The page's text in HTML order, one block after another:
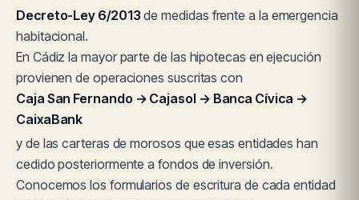
Decreto-Ley 6/2013 de medidas frente a la emergencia
habitacional.
En Cádiz la mayor parte de las hipotecas en ejecución
provienen de operaciones suscritas con
Caja San Fernando → Cajasol → Banca Cívica →
CaixaBank
y de las carteras de morosos que esas entidades han
cedido posteriormente a fondos de inversión.
Conocemos los formularios de escritura de cada entidad